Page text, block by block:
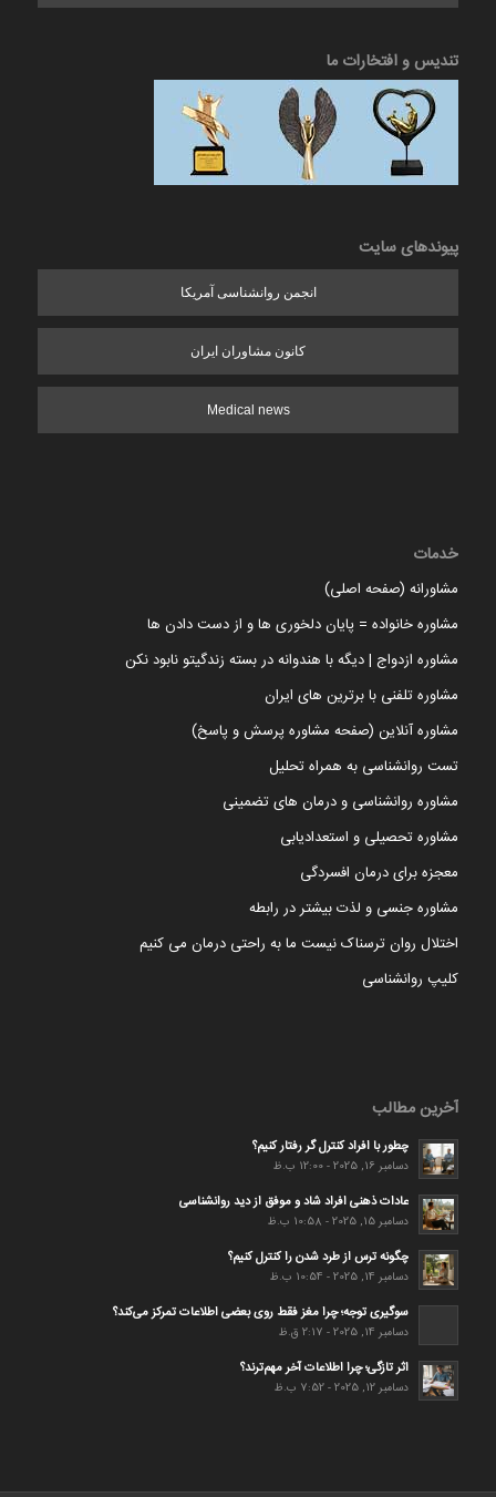
تندیس و افتخارات ما
پیوندهای سایت
انجمن روانشناسی آمریکا
کانون مشاوران ایران
Medical news
خدمات
مشاورانه (صفحه اصلی)
مشاوره خانواده = پایان دلخوری ها و از دست دادن ها
مشاوره ازدواج | دیگه با هندوانه در بسته زندگیتو نابود نکن
مشاوره تلفنی با برترین های ایران
مشاوره آنلاین (صفحه مشاوره پرسش و پاسخ)
تست روانشناسی به همراه تحلیل
مشاوره روانشناسی و درمان های تضمینی
مشاوره تحصیلی و استعدادیابی
معجزه برای درمان افسردگی
مشاوره جنسی و لذت بیشتر در رابطه
اختلال روان ترسناک نیست ما به راحتی درمان می کنیم
کلیپ روانشناسی
آخرین مطالب
چطور با افراد کنترل گر رفتار کنیم؟
دسامبر 16, 2025 - 12:00 ب.ظ
عادات ذهنی افراد شاد و موفق از دید روانشناسی
دسامبر 15, 2025 - 10:58 ب.ظ
چگونه ترس از طرد شدن را کنترل کنیم؟
دسامبر 14, 2025 - 10:54 ب.ظ
سوگیری توجه؛ چرا مغز فقط روی بعضی اطلاعات تمرکز می‌کند؟
دسامبر 14, 2025 - 2:17 ق.ظ
اثر تازگی؛ چرا اطلاعات آخر مهم‌ترند؟
دسامبر 12, 2025 - 7:52 ب.ظ